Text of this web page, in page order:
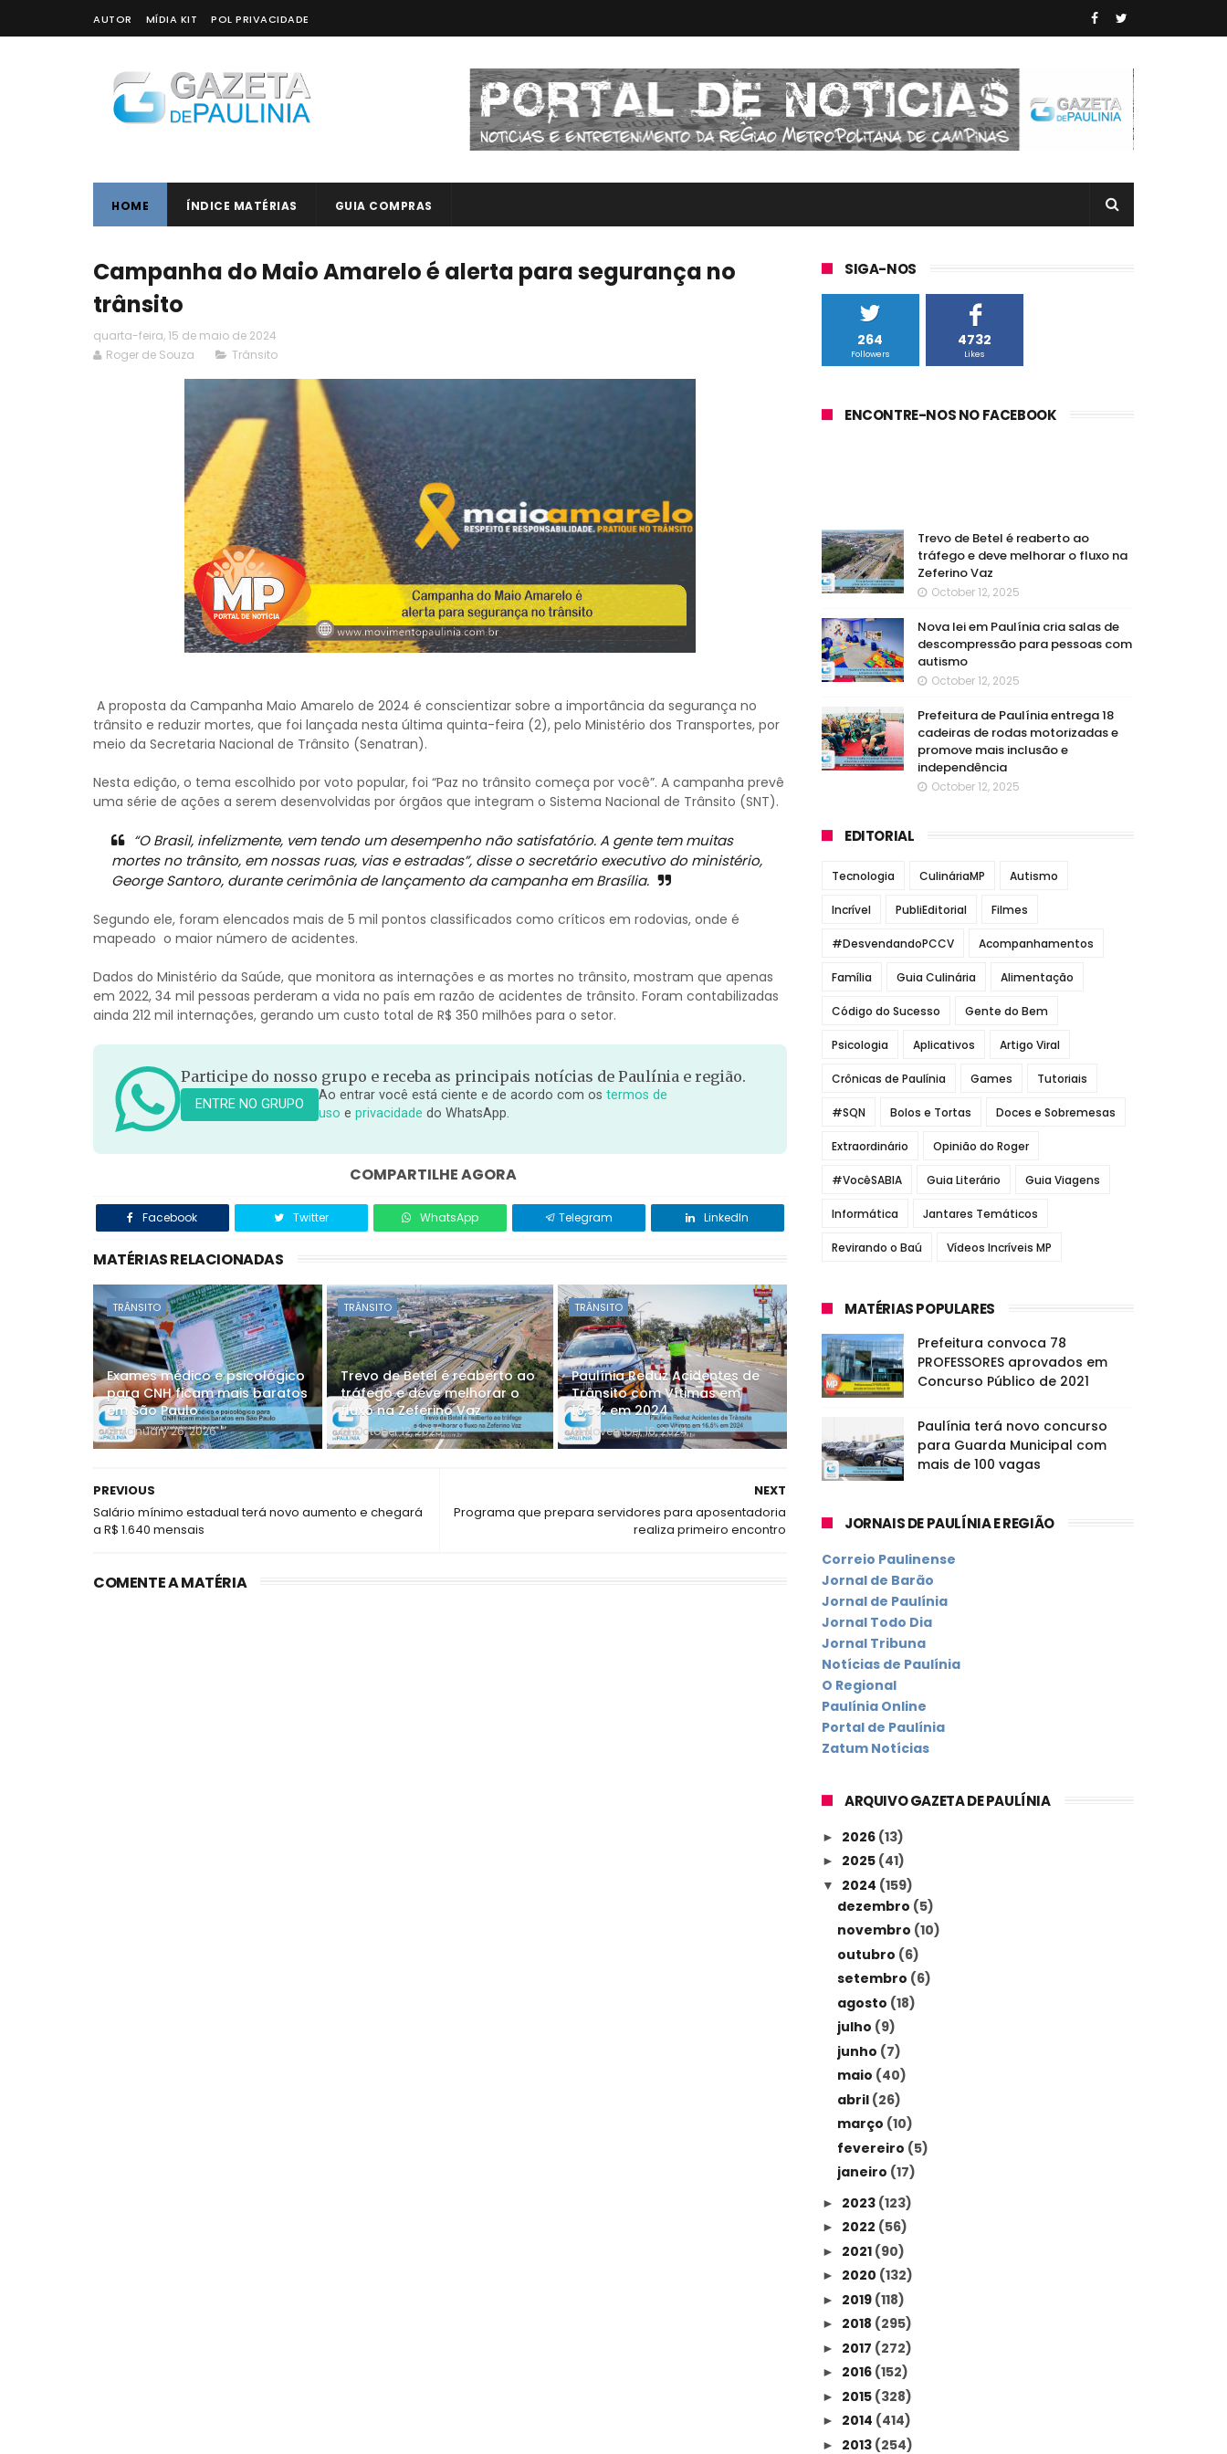
AUTOR MÍDIA KIT POL PRIVACIDADE
HOME ÍNDICE MATÉRIAS GUIA COMPRAS
Campanha do Maio Amarelo é alerta para segurança no
trânsito
quarta-feira, 15 de maio de 2024
Roger de Souza
Trânsito
A proposta da Campanha Maio Amarelo de 2024 é conscientizar sobre a importância da segurança no
trânsito e reduzir mortes, que foi lançada nesta última quinta-feira (2), pelo Ministério dos Transportes, por
meio da Secretaria Nacional de Trânsito (Senatran).
Nesta edição, o tema escolhido por voto popular, foi “Paz no trânsito começa por você”. A campanha prevê
uma série de ações a serem desenvolvidas por órgãos que integram o Sistema Nacional de Trânsito (SNT).
“O Brasil, infelizmente, vem tendo um desempenho não satisfatório. A gente tem muitas
mortes no trânsito, em nossas ruas, vias e estradas”, disse o secretário executivo do ministério,
George Santoro, durante cerimônia de lançamento da campanha em Brasília.
Segundo ele, foram elencados mais de 5 mil pontos classificados como críticos em rodovias, onde é
mapeado o maior número de acidentes.
Dados do Ministério da Saúde, que monitora as internações e as mortes no trânsito, mostram que apenas
em 2022, 34 mil pessoas perderam a vida no país em razão de acidentes de trânsito. Foram contabilizadas
ainda 212 mil internações, gerando um custo total de R$ 350 milhões para o setor.
Participe do nosso grupo e receba as principais notícias de Paulínia e região.
ENTRE NO GRUPO
Ao entrar você está ciente e de acordo com os termos de
uso e privacidade do WhatsApp.
COMPARTILHE AGORA
Facebook Twitter WhatsApp Telegram LinkedIn
MATÉRIAS RELACIONADAS
TRÂNSITO
Exames médico e psicológico
para CNH ficam mais baratos
em São Paulo
January 26, 2026
TRÂNSITO
Trevo de Betel é reaberto ao
tráfego e deve melhorar o
fluxo na Zeferino Vaz
October 12, 2025
TRÂNSITO
Paulínia Reduz Acidentes de
Trânsito com Vítimas em
16,5% em 2024
November 16, 2024
NEXT
Programa que prepara servidores para aposentadoria
realiza primeiro encontro
PREVIOUS
Salário mínimo estadual terá novo aumento e chegará
a R$ 1.640 mensais
COMENTE A MATÉRIA
SIGA-NOS
264
Followers
4732
Likes
ENCONTRE-NOS NO FACEBOOK
Trevo de Betel é reaberto ao
tráfego e deve melhorar o fluxo na
Zeferino Vaz
October 12, 2025
Nova lei em Paulínia cria salas de
descompressão para pessoas com
autismo
October 12, 2025
Prefeitura de Paulínia entrega 18
cadeiras de rodas motorizadas e
promove mais inclusão e
independência
October 12, 2025
EDITORIAL
Tecnologia CulináriaMP Autismo
Incrível PubliEditorial Filmes
#DesvendandoPCCV Acompanhamentos
Família Guia Culinária Alimentação
Código do Sucesso Gente do Bem
Psicologia Aplicativos Artigo Viral
Crônicas de Paulínia Games Tutoriais
#SQN Bolos e Tortas Doces e Sobremesas
Extraordinário Opinião do Roger
#VocêSABIA Guia Literário Guia Viagens
Informática Jantares Temáticos
Revirando o Baú Vídeos Incríveis MP
MATÉRIAS POPULARES
Prefeitura convoca 78
PROFESSORES aprovados em
Concurso Público de 2021
Paulínia terá novo concurso
para Guarda Municipal com
mais de 100 vagas
JORNAIS DE PAULÍNIA E REGIÃO
Correio Paulinense
Jornal de Barão
Jornal de Paulínia
Jornal Todo Dia
Jornal Tribuna
Notícias de Paulínia
O Regional
Paulínia Online
Portal de Paulínia
Zatum Notícias
ARQUIVO GAZETA DE PAULÍNIA
► 2026 (13)
► 2025 (41)
▼ 2024 (159)
dezembro (5)
novembro (10)
outubro (6)
setembro (6)
agosto (18)
julho (9)
junho (7)
maio (40)
abril (26)
março (10)
fevereiro (5)
janeiro (17)
► 2023 (123)
► 2022 (56)
► 2021 (90)
► 2020 (132)
► 2019 (118)
► 2018 (295)
► 2017 (272)
► 2016 (152)
► 2015 (328)
► 2014 (414)
► 2013 (254)